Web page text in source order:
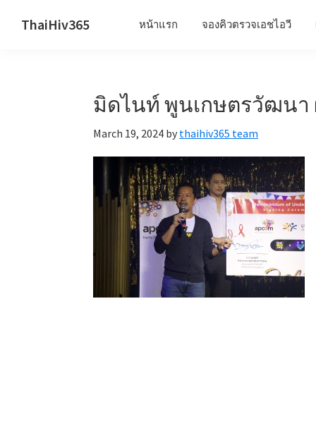
ThaiHiv365 หน้าแรก จองคิวตรวจเอชไอวี
มิดไนท์ พูนเกษตรวัฒน
March 19, 2024 by thaihiv365 team